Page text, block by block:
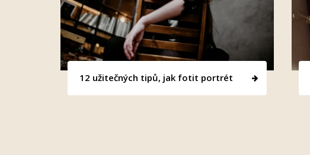
12 užitečných tipů, jak fotit portrét